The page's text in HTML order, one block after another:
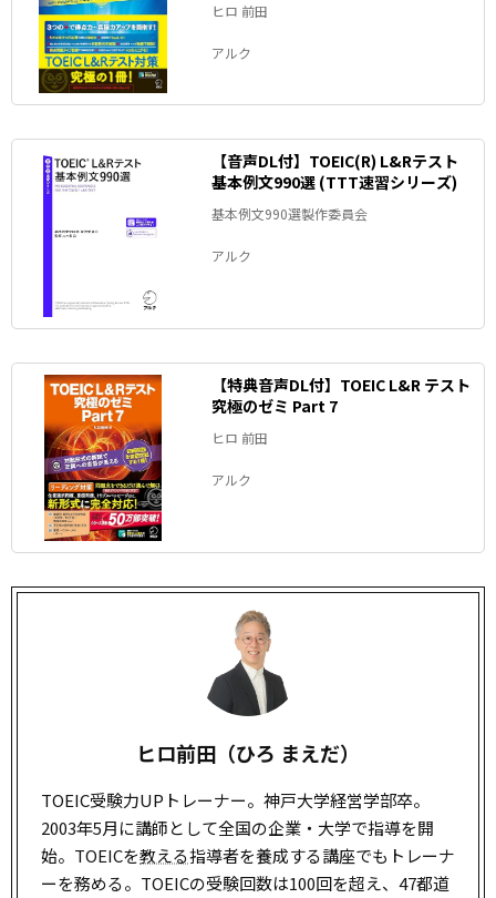
ヒロ 前田
アルク
【音声DL付】TOEIC(R) L&Rテスト
基本例文990選 (TTT速習シリーズ)
基本例文990選製作委員会
アルク
【特典音声DL付】TOEIC L&R テスト
究極のゼミ Part 7
ヒロ 前田
アルク
ヒロ前田（ひろ まえだ）
TOEIC受験力UPトレーナー。神戸大学経営学部卒。
2003年5月に講師として全国の企業・大学で指導を開
始。TOEICを教える指導者を養成する講座でもトレーナ
ーを務める。TOEICの受験回数は100回を超え、47都道